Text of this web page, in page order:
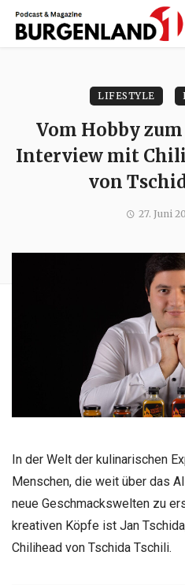
LIFESTYLE
Vom Hobby
Interview mit
von
27. Juni
In der Welt der kulinarischen
Menschen, die weit über das
neue Geschmackswelten zu
kreativen Köpfe ist Jan
Chilihead von Tschida Tschili.